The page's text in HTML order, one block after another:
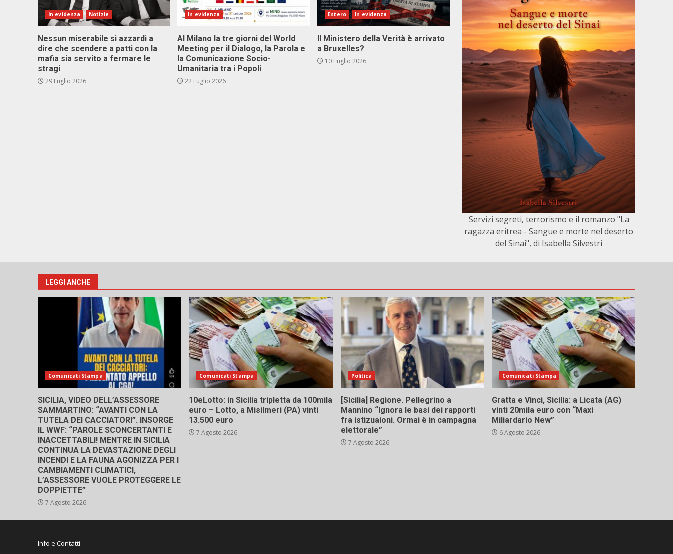
In evidenza Notizie
Nessun miserabile si azzardi a
dire che scendere a patti con la
mafia sia servito a fermare le
stragi
29 Luglio 2026
In evidenza
Al Milano la tre giorni del World
Meeting per il Dialogo, la Parola e
la Comunicazione Socio-
Umanitaria tra i Popoli
22 Luglio 2026
Estero In evidenza
Il Ministero della Verità è arrivato
a Bruxelles?
10 Luglio 2026
Servizi segreti, terrorismo e il romanzo "La
ragazza eritrea - Sangue e morte nel deserto
del Sinai", di Isabella Silvestri
LEGGI ANCHE
Comunicati Stampa
SICILIA, VIDEO DELL’ASSESSORE
SAMMARTINO: “AVANTI CON LA
TUTELA DEI CACCIATORI”. INSORGE
IL WWF: “PAROLE SCONCERTANTI E
INACCETTABILI! MENTRE IN SICILIA
CONTINUA LA DEVASTAZIONE DEGLI
INCENDI E LA FAUNA AGONIZZA PER I
CAMBIAMENTI CLIMATICI,
L’ASSESSORE VUOLE PROTEGGERE LE
DOPPIETTE”
7 Agosto 2026
Comunicati Stampa
10eLotto: in Sicilia tripletta da 100mila
euro – Lotto, a Misilmeri (PA) vinti
13.500 euro
7 Agosto 2026
Politica
[Sicilia] Regione. Pellegrino a
Mannino “Ignora le basi dei rapporti
fra istizuaioni. Ormai è in campagna
elettorale”
7 Agosto 2026
Comunicati Stampa
Gratta e Vinci, Sicilia: a Licata (AG)
vinti 20mila euro con “Maxi
Miliardario New”
6 Agosto 2026
Info e Contatti